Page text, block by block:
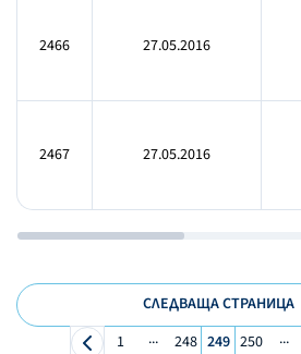
2466 27.05.2016
2467 27.05.2016
СЛЕДВАЩА СТРАНИЦА
1
... 248 249 250 ...